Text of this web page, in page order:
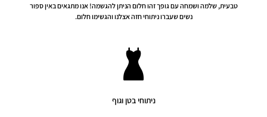
טבעית, שלמה ושמחה עם גופך זהו חלום הניתן להגשמה! אנו מתגאים באין ספור
נשים שעברו ניתוחי חזה אצלנו והגשימו חלום.
ניתוחי בטן וגוף